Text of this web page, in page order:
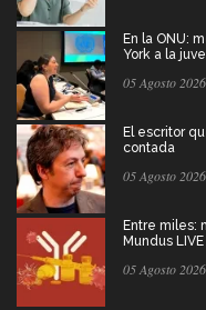
En la ONU:
York a la
05 Agosto 2026
El escritor
contada
05 Agosto 2026
Entre miles:
Mundus LIVE
05 Agosto 2026